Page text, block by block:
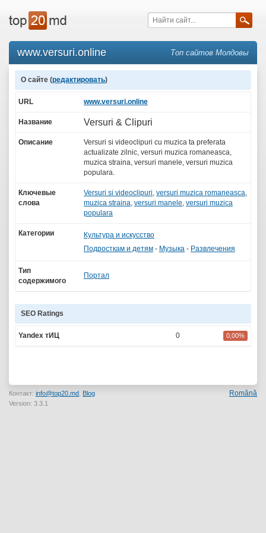
www.versuri.online Топ сайтов Молдовы
О сайте (редактировать)
URL www.versuri.online
Название Versuri & Clipuri
Описание
Versuri si videoclipuri cu muzica ta preferata
actualizate zilnic, versuri muzica romaneasca,
muzica straina, versuri manele, versuri muzica
populara.
Ключевые
слова
Versuri si videoclipuri, versuri muzica romaneasca,
muzica straina, versuri manele, versuri muzica
populara
Категории
Культура и искусство
Подросткам и детям - Музыка - Развлечения
Тип
содержимого
Портал
SEO Ratings
Yandex тИЦ 0 0,00%
Контакт: info@top20.md Blog
Version: 3.3.1
Română